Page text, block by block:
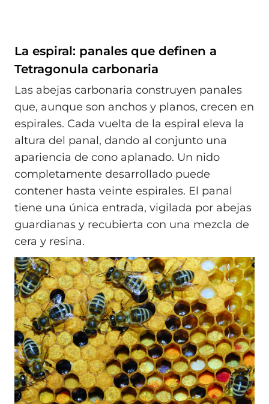
La espiral: panales que definen a
Tetragonula carbonaria
Las abejas carbonaria construyen panales
que, aunque son anchos y planos, crecen en
espirales. Cada vuelta de la espiral eleva la
altura del panal, dando al conjunto una
apariencia de cono aplanado. Un nido
completamente desarrollado puede
contener hasta veinte espirales. El panal
tiene una única entrada, vigilada por abejas
guardianas y recubierta con una mezcla de
cera y resina.